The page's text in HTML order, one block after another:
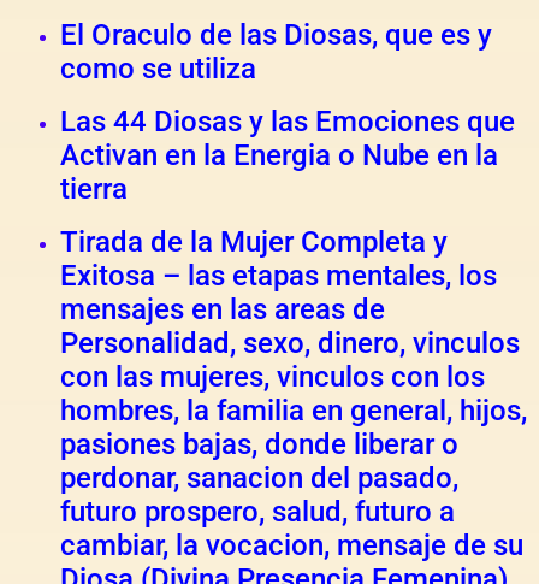
El Oraculo de las Diosas, que es y
como se utiliza
Las 44 Diosas y las Emociones que
Activan en la Energia o Nube en la
tierra
Tirada de la Mujer Completa y
Exitosa – las etapas mentales, los
mensajes en las areas de
Personalidad, sexo, dinero, vinculos
con las mujeres, vinculos con los
hombres, la familia en general, hijos,
pasiones bajas, donde liberar o
perdonar, sanacion del pasado,
futuro prospero, salud, futuro a
cambiar, la vocacion, mensaje de su